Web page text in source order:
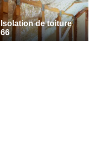
Isolation de toiture
66